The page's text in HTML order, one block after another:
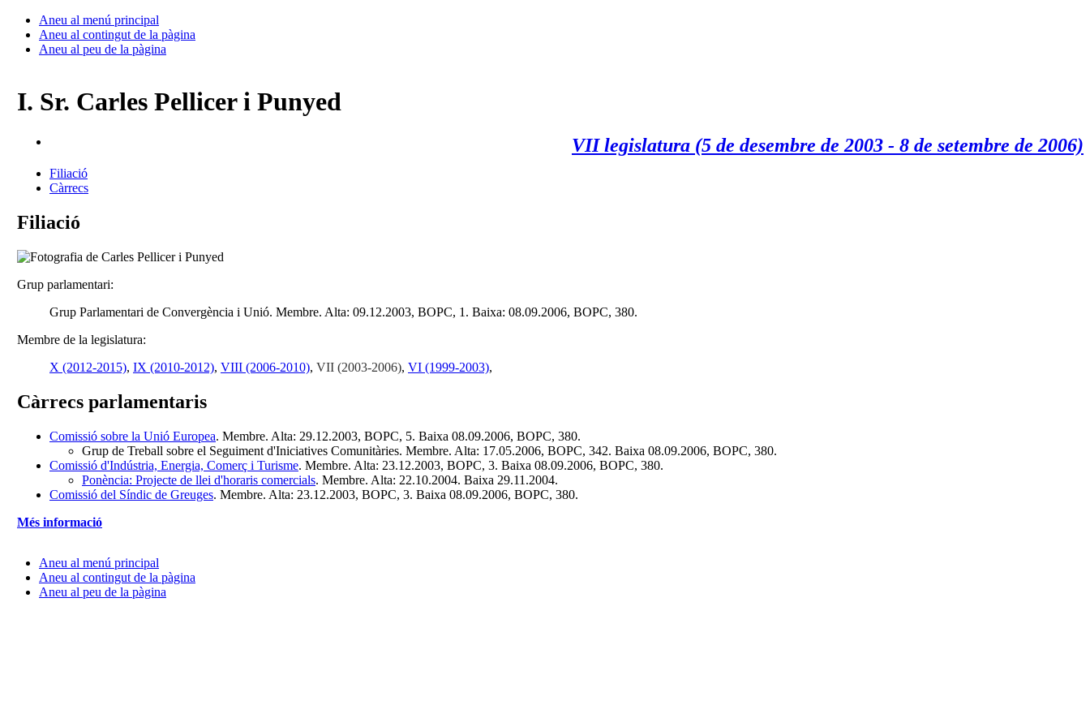
Aneu al menú principal
Aneu al contingut de la pàgina
Aneu al peu de la pàgina
I. Sr. Carles Pellicer i Punyed
VII legislatura (5 de desembre de 2003 - 8 de setembre de 2006)
Filiació
Càrrecs
Filiació
Grup parlamentari:
Grup Parlamentari de Convergència i Unió. Membre. Alta: 09.12.2003, BOPC, 1. Baixa: 08.09.2006, BOPC, 380.
Membre de la legislatura:
X (2012-2015), IX (2010-2012), VIII (2006-2010), VII (2003-2006), VI (1999-2003),
Càrrecs parlamentaris
Comissió sobre la Unió Europea. Membre. Alta: 29.12.2003, BOPC, 5. Baixa 08.09.2006, BOPC, 380.
Grup de Treball sobre el Seguiment d'Iniciatives Comunitàries. Membre. Alta: 17.05.2006, BOPC, 342. Baixa 08.09.2006, BOPC, 380.
Comissió d'Indústria, Energia, Comerç i Turisme. Membre. Alta: 23.12.2003, BOPC, 3. Baixa 08.09.2006, BOPC, 380.
Ponència: Projecte de llei d'horaris comercials. Membre. Alta: 22.10.2004. Baixa 29.11.2004.
Comissió del Síndic de Greuges. Membre. Alta: 23.12.2003, BOPC, 3. Baixa 08.09.2006, BOPC, 380.
Més informació
Aneu al menú principal
Aneu al contingut de la pàgina
Aneu al peu de la pàgina